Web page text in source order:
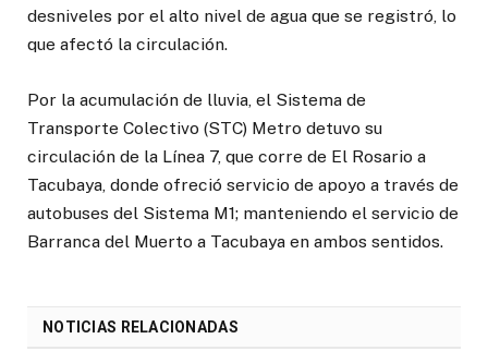
desniveles por el alto nivel de agua que se registró, lo
que afectó la circulación.
Por la acumulación de lluvia, el Sistema de
Transporte Colectivo (STC) Metro detuvo su
circulación de la Línea 7, que corre de El Rosario a
Tacubaya, donde ofreció servicio de apoyo a través de
autobuses del Sistema M1; manteniendo el servicio de
Barranca del Muerto a Tacubaya en ambos sentidos.
NOTICIAS RELACIONADAS